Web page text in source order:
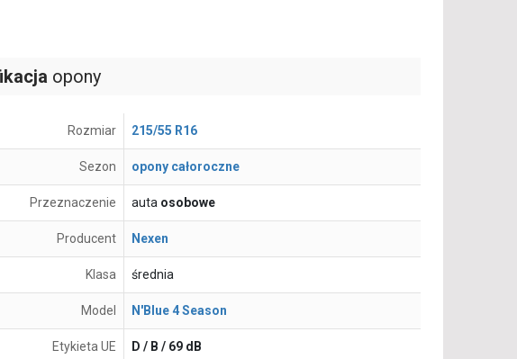
opony
Rozmiar 215/55 R16
Sezon opony całoroczne
Przeznaczenie auta osobowe
Producent Nexen
Klasa średnia
Model N'Blue 4 Season
Etykieta UE D / B / 69 dB